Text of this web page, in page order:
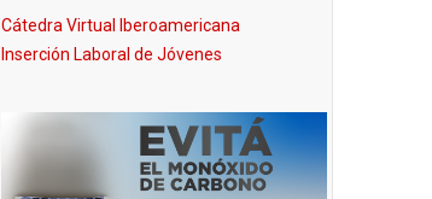
Cátedra Virtual Iberoamericana
Inserción Laboral de Jóvenes